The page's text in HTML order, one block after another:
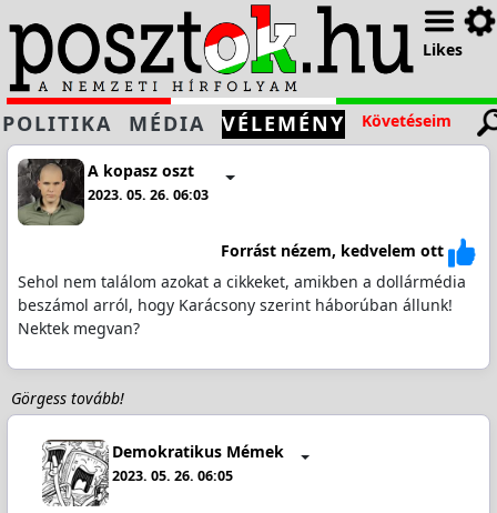
Likes
POLITIKA MÉDIA VÉLEMÉNY Követéseim
A kopasz oszt
2023. 05. 26. 06:03
Forrást nézem, kedvelem ott
Sehol nem találom azokat a cikkeket, amikben a dollármédia
beszámol arról, hogy Karácsony szerint háborúban állunk!
Nektek megvan?
Görgess tovább!
Demokratikus Mémek
2023. 05. 26. 06:05